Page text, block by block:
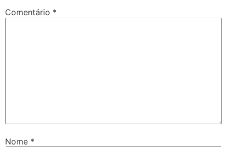
Comentário *
Nome *